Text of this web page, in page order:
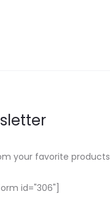
your favorite products
id="306"]